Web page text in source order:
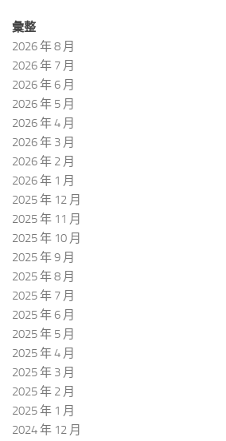
彙整
2026 年 8 月
2026 年 7 月
2026 年 6 月
2026 年 5 月
2026 年 4 月
2026 年 3 月
2026 年 2 月
2026 年 1 月
2025 年 12 月
2025 年 11 月
2025 年 10 月
2025 年 9 月
2025 年 8 月
2025 年 7 月
2025 年 6 月
2025 年 5 月
2025 年 4 月
2025 年 3 月
2025 年 2 月
2025 年 1 月
2024 年 12 月